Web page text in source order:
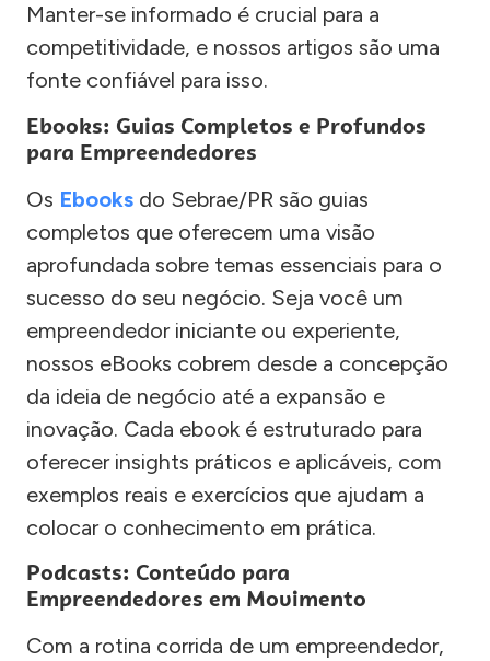
Manter-se informado é crucial para a
competitividade, e nossos artigos são uma
fonte confiável para isso.
Ebooks: Guias Completos e Profundos
para Empreendedores
Os Ebooks do Sebrae/PR são guias
completos que oferecem uma visão
aprofundada sobre temas essenciais para o
sucesso do seu negócio. Seja você um
empreendedor iniciante ou experiente,
nossos eBooks cobrem desde a concepção
da ideia de negócio até a expansão e
inovação. Cada ebook é estruturado para
oferecer insights práticos e aplicáveis, com
exemplos reais e exercícios que ajudam a
colocar o conhecimento em prática.
Podcasts: Conteúdo para
Empreendedores em Movimento
Com a rotina corrida de um empreendedor,